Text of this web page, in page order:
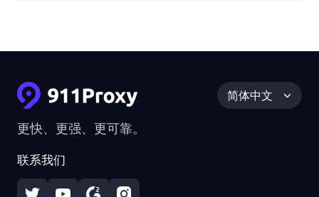
更快、更强、更可靠。
联系我们
简体中文